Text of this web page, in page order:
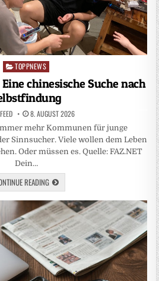
Posted
in
TOPPNEWS
chinesische Suche nach
8. AUGUST 2026
mehr Kommunen für junge
Sinnsucher. Viele wollen dem Leben
Oder müssen es. Quelle: FAZ.NET
Dein…
READING